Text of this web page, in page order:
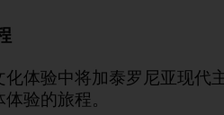
体验中将加泰罗尼亚现代
验的旅程。